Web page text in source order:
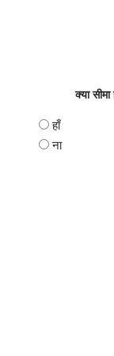
क्या
हाँ
ना